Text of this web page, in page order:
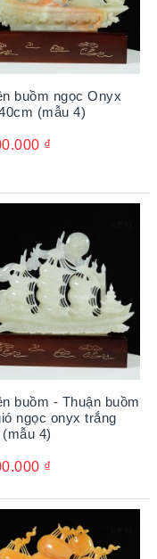
buồm ngọc Onyx
(mẫu 4)
₫
buồm - Thuận buồm
ngọc onyx trắng
4)
₫